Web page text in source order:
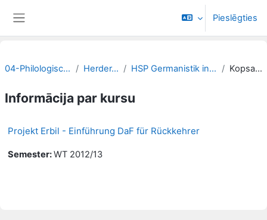
Pieslēgties
04-Philologische Fakultät Herder-Institut HSP Germanistik in Erbil/Kurdistan Kopsavilkums
Informācija par kursu
Projekt Erbil - Einführung DaF für Rückkehrer
Semester:WT 2012/13